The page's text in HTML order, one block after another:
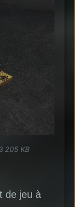
205 KB
de jeu à